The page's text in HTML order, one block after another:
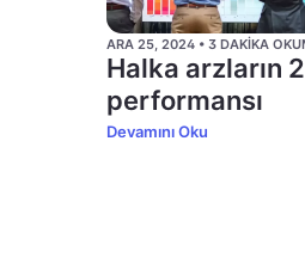
ARA 25, 2024 • 3 DAKIKA
Halka arzların
performansı
Devamını Oku